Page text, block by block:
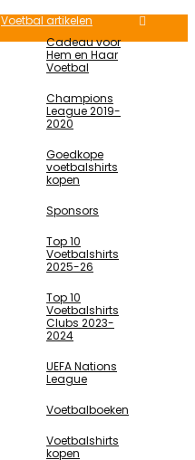
Voetbal artikelen
Cadeau voor
Hem en Haar
Voetbal
Champions
League 2019-
2020
Goedkope
voetbalshirts
kopen
Sponsors
Top 10
Voetbalshirts
2025-26
Top 10
Voetbalshirts
Clubs 2023-
2024
UEFA Nations
League
Voetbalboeken
Voetbalshirts
kopen